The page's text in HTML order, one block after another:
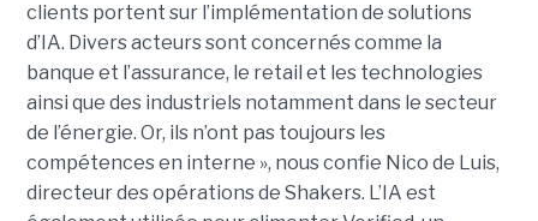
clients portent sur l’implémentation de solutions
d’IA. Divers acteurs sont concernés comme la
banque et l’assurance, le retail et les technologies
ainsi que des industriels notamment dans le secteur
de l’énergie. Or, ils n’ont pas toujours les
compétences en interne », nous confie Nico de Luis,
directeur des opérations de Shakers. L’IA est